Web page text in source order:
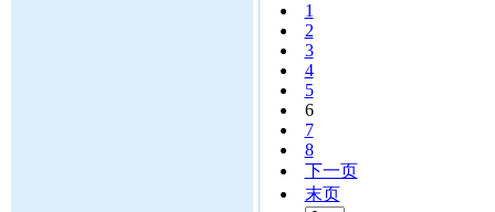
1
2
3
4
5
6
7
8
下一页
末页